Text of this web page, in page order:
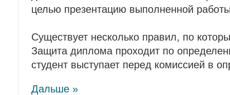
целью презентацию выполненной
Существует несколько правил, по
Защита диплома проходит по
студент выступает перед комиссией в
Дальше »